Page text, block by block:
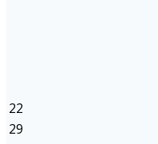
22
29